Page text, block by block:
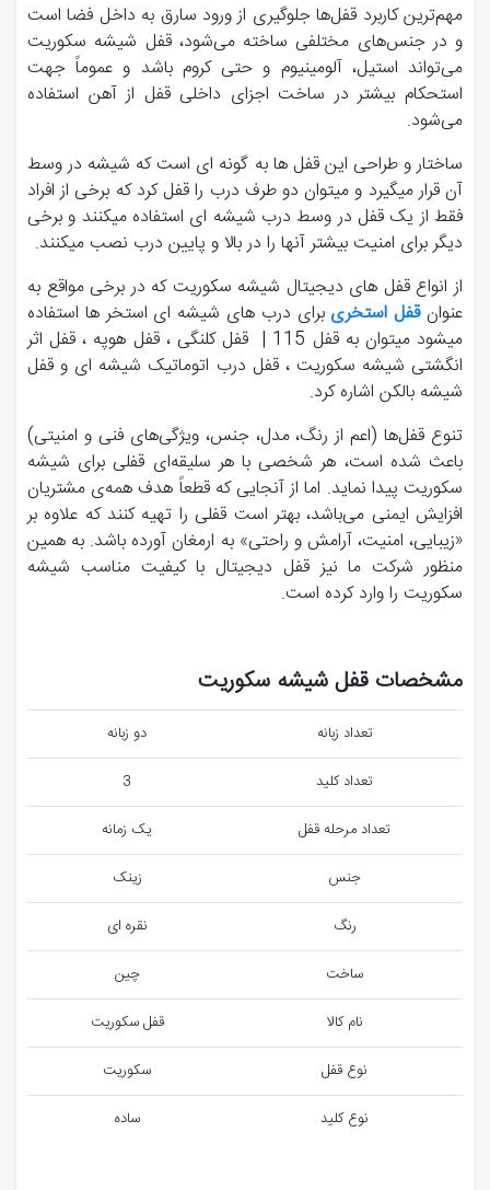
مهم‌ترین کاربرد قفل‌ها جلوگیری از ورود سارق به داخل فضا است
و در جنس‌های مختلفی ساخته می‌شود، قفل شیشه سکوریت
می‌تواند استیل، آلومینیوم و حتی کروم باشد و عموماً جهت
استحکام بیشتر در ساخت اجزای داخلی قفل از آهن استفاده
می‌شود.
ساختار و طراحی این قفل ها به گونه ای است که شیشه در وسط
آن قرار میگیرد و میتوان دو طرف درب را قفل کرد که برخی از افراد
فقط از یک قفل در وسط درب شیشه ای استفاده میکنند و برخی
دیگر برای امنیت بیشتر آنها را در بالا و پایین درب نصب میکنند.
از انواع قفل های دیجیتال شیشه سکوریت که در برخی مواقع به
عنوانقفل استخری برای درب های شیشه ای استخر ها استفاده
میشود میتوان به قفل 115 | قفل کلنگی ، قفل هوپه ، قفل اثر
انگشتی شیشه سکوریت ، قفل درب اتوماتیک شیشه ای و قفل
شیشه بالکن اشاره کرد.
تنوع قفل‌ها (اعم از رنگ، مدل، جنس، ویژگی‌های فنی و امنیتی)
باعث شده است، هر شخصی با هر سلیقه‌ای قفلی برای شیشه
سکوریت پیدا نماید. اما از آنجایی که قطعاً هدف همه‌ی مشتریان
افزایش ایمنی می‌باشد، بهتر است قفلی را تهیه کنند که علاوه بر
«زیبایی، امنیت، آرامش و راحتی» به ارمغان آورده باشد. به همین
منظور شرکت ما نیز قفل‌ دیجیتال با کیفیت مناسب شیشه
سکوریت را وارد کرده است.
مشخصات قفل شیشه سکوریت
تعداد زبانه
دو زبانه
تعداد کلید
3
تعداد مرحله قفل
یک زمانه
جنس
زینک
رنگ
نقره ای
ساخت
چین
نام کالا
قفل سکوریت
نوع قفل
سکوریت
نوع کلید
ساده